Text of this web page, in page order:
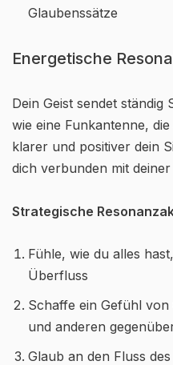
Glaubenssätze
Energetische
Dein Geist sendet ständig
wie eine Funkantenne,
klarer und positiver dein
dich verbunden mit deiner
Strategische
Fühle, wie du alles
Überfluss
Schaffe ein Gefühl
und anderen
Glaub an den Fluss